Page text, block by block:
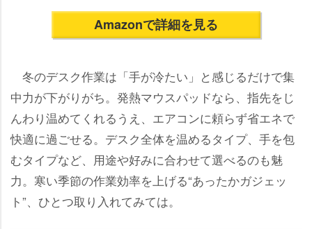
Amazonで詳細を見る
冬のデスク作業は「手が冷たい」と感じるだけで集
中力が下がりがち。発熱マウスパッドなら、指先をじ
んわり温めてくれるうえ、エアコンに頼らず省エネで
快適に過ごせる。デスク全体を温めるタイプ、手を包
むタイプなど、用途や好みに合わせて選べるのも魅
力。寒い季節の作業効率を上げる“あったかガジェッ
ト”、ひとつ取り入れてみては。